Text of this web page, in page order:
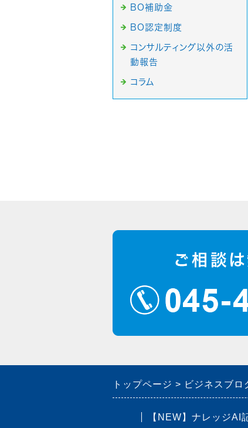
BO補助金
BO認定制度
コンサルティング以外の活
動報告
コラム
トップページ ビジネスブロ
【NEW】ナレッジAI